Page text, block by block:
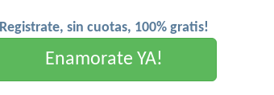
Registrate, sin cuotas, 100% gratis!
Enamorate YA!